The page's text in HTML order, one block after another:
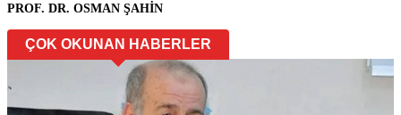
PROF. DR. OSMAN ŞAHİN
ÇOK OKUNAN HABERLER